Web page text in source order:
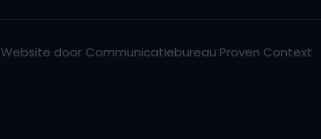
Website door Communicatiebureau Proven Context